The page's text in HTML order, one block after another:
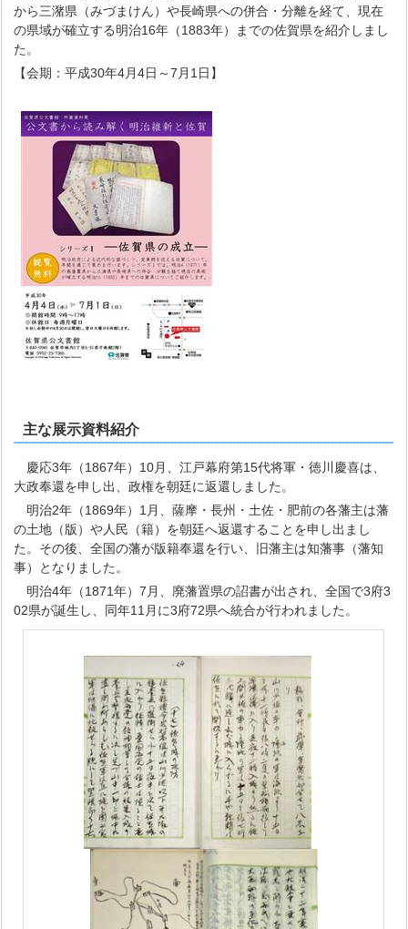
から三潴県（みづまけん）や長崎県への併合・分離を経て、現在
の県域が確立する明治16年（1883年）までの佐賀県を紹介しまし
た。
【会期：平成30年4月4日～7月1日】
主な展示資料紹介
慶応3年（1867年）10月、江戸幕府第15代将軍・徳川慶喜は、
大政奉還を申し出、政権を朝廷に返還しました。
明治2年（1869年）1月、薩摩・長州・土佐・肥前の各藩主は藩
の土地（版）や人民（籍）を朝廷へ返還することを申し出まし
た。その後、全国の藩が版籍奉還を行い、旧藩主は知藩事（藩知
事）となりました。
明治4年（1871年）7月、廃藩置県の詔書が出され、全国で3府3
02県が誕生し、同年11月に3府72県へ統合が行われました。